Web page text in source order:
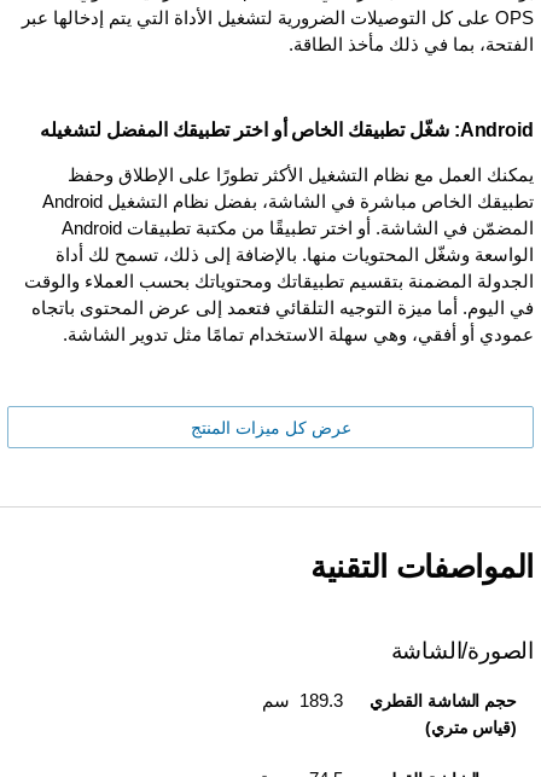
OPS على كل التوصيلات الضرورية لتشغيل الأداة التي يتم إدخالها عبر
الفتحة، بما في ذلك مأخذ الطاقة.
Android: شغّل تطبيقك الخاص أو اختر تطبيقك المفضل لتشغيله
يمكنك العمل مع نظام التشغيل الأكثر تطورًا على الإطلاق وحفظ
تطبيقك الخاص مباشرة في الشاشة، بفضل نظام التشغيل Android
المضمّن في الشاشة. أو اختر تطبيقًا من مكتبة تطبيقات Android
الواسعة وشغّل المحتويات منها. بالإضافة إلى ذلك، تسمح لك أداة
الجدولة المضمنة بتقسيم تطبيقاتك ومحتوياتك بحسب العملاء والوقت
في اليوم. أما ميزة التوجيه التلقائي فتعمد إلى عرض المحتوى باتجاه
عمودي أو أفقي، وهي سهلة الاستخدام تمامًا مثل تدوير الشاشة.
عرض كل ميزات المنتج
المواصفات التقنية
الصورة/الشاشة
حجم الشاشة القطري
(قياس متري)
189.3 سم